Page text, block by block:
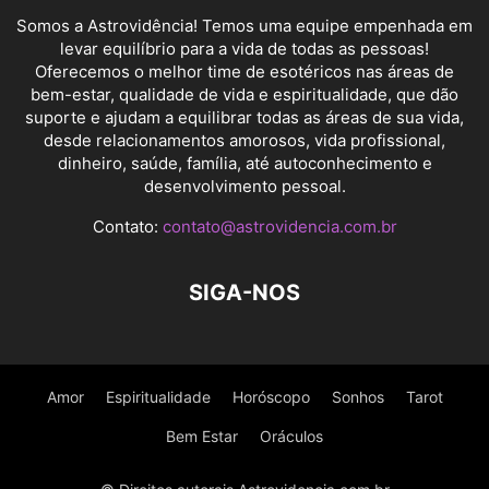
Somos a Astrovidência! Temos uma equipe empenhada em
levar equilíbrio para a vida de todas as pessoas!
Oferecemos o melhor time de esotéricos nas áreas de
bem-estar, qualidade de vida e espiritualidade, que dão
suporte e ajudam a equilibrar todas as áreas de sua vida,
desde relacionamentos amorosos, vida profissional,
dinheiro, saúde, família, até autoconhecimento e
desenvolvimento pessoal.
Contato: contato@astrovidencia.com.br
SIGA-NOS
Amor Espiritualidade Horóscopo Sonhos Tarot
Bem Estar Oráculos